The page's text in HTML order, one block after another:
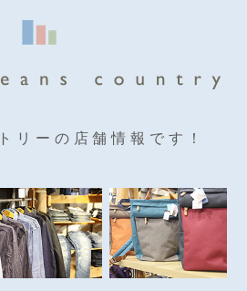
リーの店舗情報です！